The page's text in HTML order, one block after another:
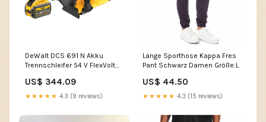
DeWalt DCS 691 N Akku
Trennschleifer 54 V FlexVolt
9,0 Ah - ohne Ladegerät C -
j.beute
US$ 344.09
★★★★★ 4.3 (9 reviews)
Lange Sporthose Kappa Fres
Pant Schwarz Damen Größe:L
US$ 44.50
★★★★★ 4.3 (15 reviews)